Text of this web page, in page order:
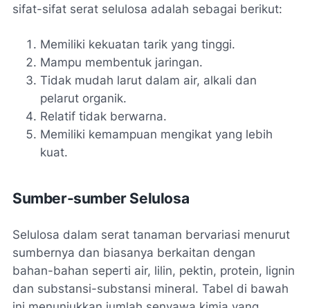
sifat-sifat serat selulosa adalah sebagai berikut:
Memiliki kekuatan tarik yang tinggi.
Mampu membentuk jaringan.
Tidak mudah larut dalam air, alkali dan
pelarut organik.
Relatif tidak berwarna.
Memiliki kemampuan mengikat yang lebih
kuat.
Sumber-sumber Selulosa
Selulosa dalam serat tanaman bervariasi menurut
sumbernya dan biasanya berkaitan dengan
bahan-bahan seperti air, lilin, pektin, protein, lignin
dan substansi-substansi mineral. Tabel di bawah